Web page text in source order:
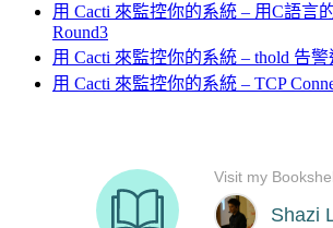
用 Cacti 來監控你的系統 – 用C語言
Round3
用 Cacti 來監控你的系統 – thold 告
用 Cacti 來監控你的系統 – TCP